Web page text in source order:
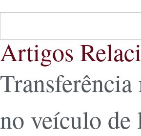
Artigos
Transferência
no veículo de